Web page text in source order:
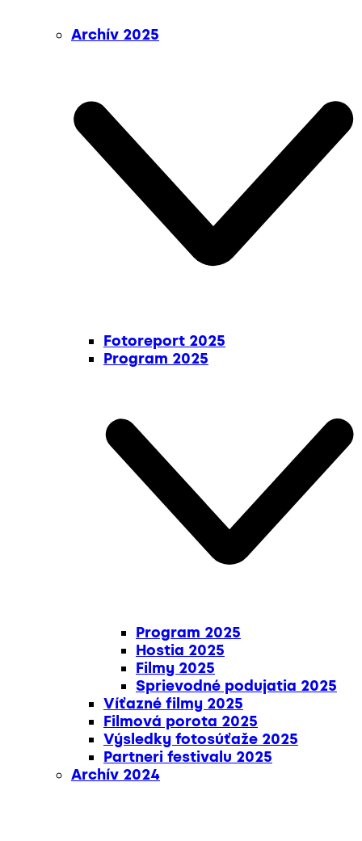
Archív 2025
Fotoreport 2025
Program 2025
Program 2025
Hostia 2025
Filmy 2025
Sprievodné podujatia 2025
Víťazné filmy 2025
Filmová porota 2025
Výsledky fotosúťaže 2025
Partneri festivalu 2025
Archív 2024